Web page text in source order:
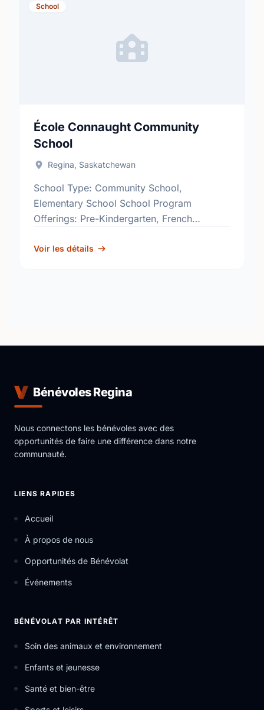
School
École Connaught Community
School
Regina, Saskatchewan
School Type: Community School,
Elementary School School Program
Offerings: Pre-Kindergarten, French
http://www.rbe.sk.ca/schools/ecole-
Voir les détails
Bénévoles Regina
Nous connectons les bénévoles avec des
opportunités de faire une différence dans notre
communauté.
LIENS RAPIDES
Accueil
À propos de nous
Opportunités de Bénévolat
Événements
BÉNÉVOLAT PAR INTÉRÊT
Soin des animaux et environnement
Enfants et jeunesse
Santé et bien-être